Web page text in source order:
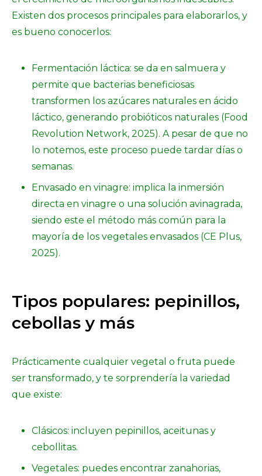
Existen dos procesos principales para elaborarlos, y
es bueno conocerlos:
Fermentación láctica: se da en salmuera y
permite que bacterias beneficiosas
transformen los azúcares naturales en ácido
láctico, generando probióticos naturales (Food
Revolution Network, 2025). A pesar de que no
lo notemos, este proceso puede tardar días o
semanas.
Envasado en vinagre: implica la inmersión
directa en vinagre o una solución avinagrada,
siendo este el método más común para la
mayoría de los vegetales envasados (CE Plus,
2025).
Tipos populares: pepinillos,
cebollas y más
Prácticamente cualquier vegetal o fruta puede
ser transformado, y te sorprendería la variedad
que existe:
Clásicos: incluyen pepinillos, aceitunas y
cebollitas.
Vegetales: puedes encontrar zanahorias,